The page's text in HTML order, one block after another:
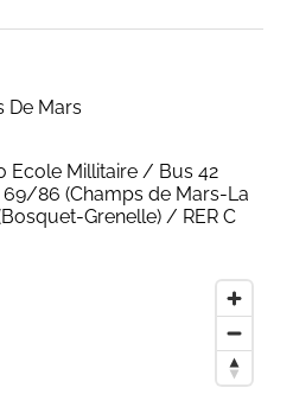
De Mars
Ecole Millitaire / Bus 42
86 (Champs de Mars-La
Grenelle) / RER C
votre alimentation,
Mon rôle est de les
la naturopathie et des
pour accompagner
naturel — sans
excessives, avec des
acné, vieillissement